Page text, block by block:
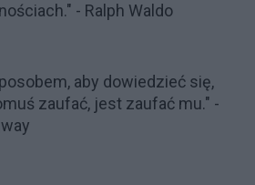
- Ralph Waldo
aby dowiedzieć się,
zaufać, jest zaufać mu." -